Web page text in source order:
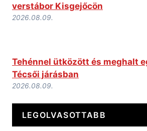
verstábor Kisgejőcön
2026.08.09.
Tehénnel ütközött és meghalt
Técsői járásban
2026.08.09.
LEGOLVASOTTABB